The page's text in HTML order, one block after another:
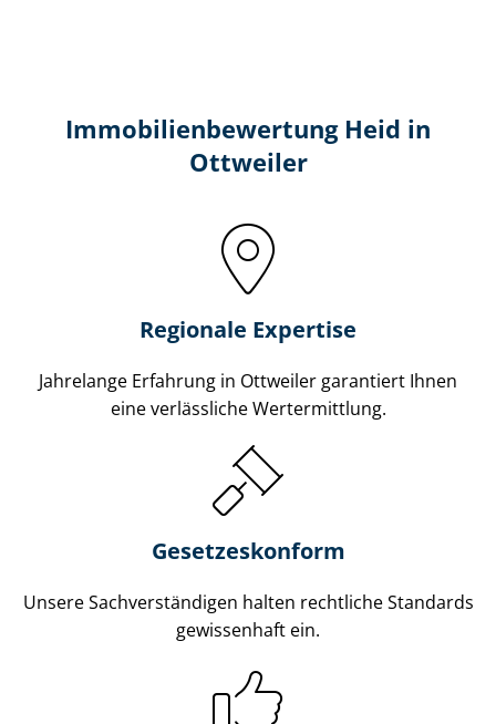
Immobilien­bewertung Heid in
Ottweiler
Regionale Expertise
Jahrelange Erfahrung in Ottweiler garantiert Ihnen
eine verlässliche Wertermittlung.
Gesetzes­konform
Unsere Sach­ver­stän­di­gen halten rechtliche Standards
gewissenhaft ein.